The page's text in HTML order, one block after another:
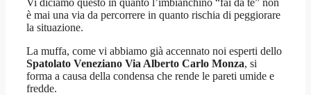
è mai una via da percorrere in quanto rischia di peggiorare
la situazione.
La muffa, come vi abbiamo già accennato noi esperti dello
Spatolato Veneziano Via Alberto Carlo Monza, si
forma a causa della condensa che rende le pareti umide e
fredde.